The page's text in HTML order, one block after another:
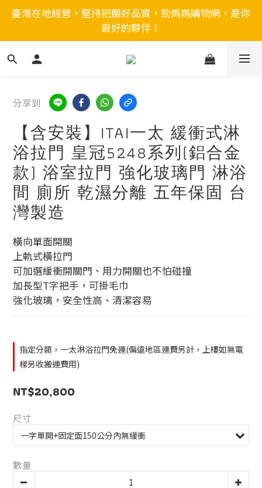
臺灣在地經營，堅持把關好品質，勁媽媽購物網，是你
最好的夥伴！
分享到
【含安裝】ITAI一太 緩衝式淋
浴拉門 皇冠5248系列(鋁合金
款) 浴室拉門 強化玻璃門 淋浴
間 廁所 乾濕分離 五年保固 台
灣製造
橫向單面開關
上軌式橫拉門
可加選緩衝開關門、用力開關也不怕碰撞
加長型T字把手，可掛毛巾
強化玻璃，安全性高、清潔容易
指定分類，一太淋浴拉門免運(偏遠地區運費另計，上樓如無電
梯另收搬運費用)
NT$20,800
尺寸
數量